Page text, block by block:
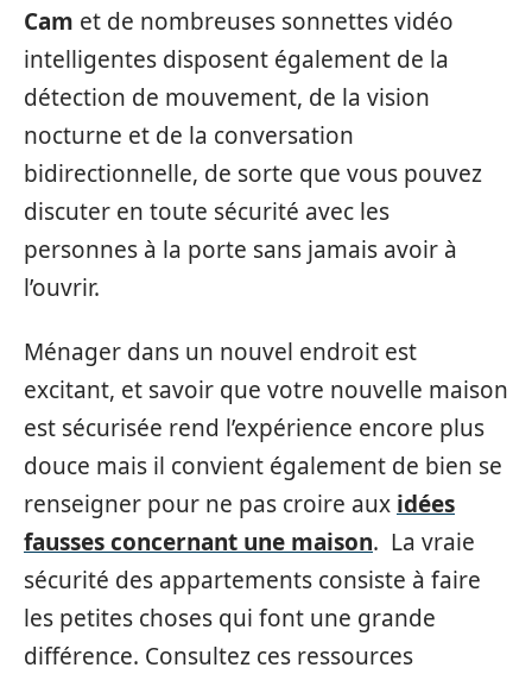
Cam et de nombreuses sonnettes vidéo
intelligentes disposent également de la
détection de mouvement, de la vision
nocturne et de la conversation
bidirectionnelle, de sorte que vous pouvez
discuter en toute sécurité avec les
personnes à la porte sans jamais avoir à
l’ouvrir.
Ménager dans un nouvel endroit est
excitant, et savoir que votre nouvelle maison
est sécurisée rend l’expérience encore plus
douce mais il convient également de bien se
renseigner pour ne pas croire aux idées
fausses concernant une maison. La vraie
sécurité des appartements consiste à faire
les petites choses qui font une grande
différence. Consultez ces ressources